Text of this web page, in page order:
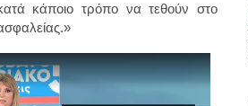
κάποιο τρόπο να τεθούν στο